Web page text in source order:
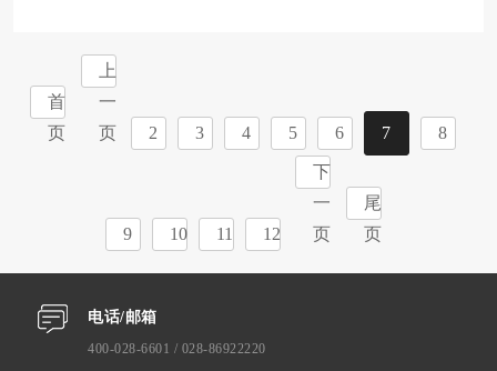
首
页
上
一
页
2 3 4 5 6 7 8
9 10 11 12
下
一
页
尾
页
电话/邮箱
400-028-6601 / 028-86922220